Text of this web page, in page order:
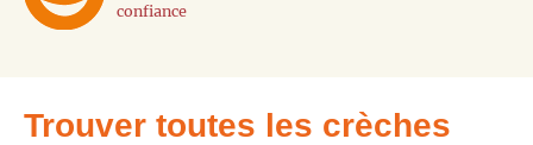
confiance
Trouver toutes les crèches